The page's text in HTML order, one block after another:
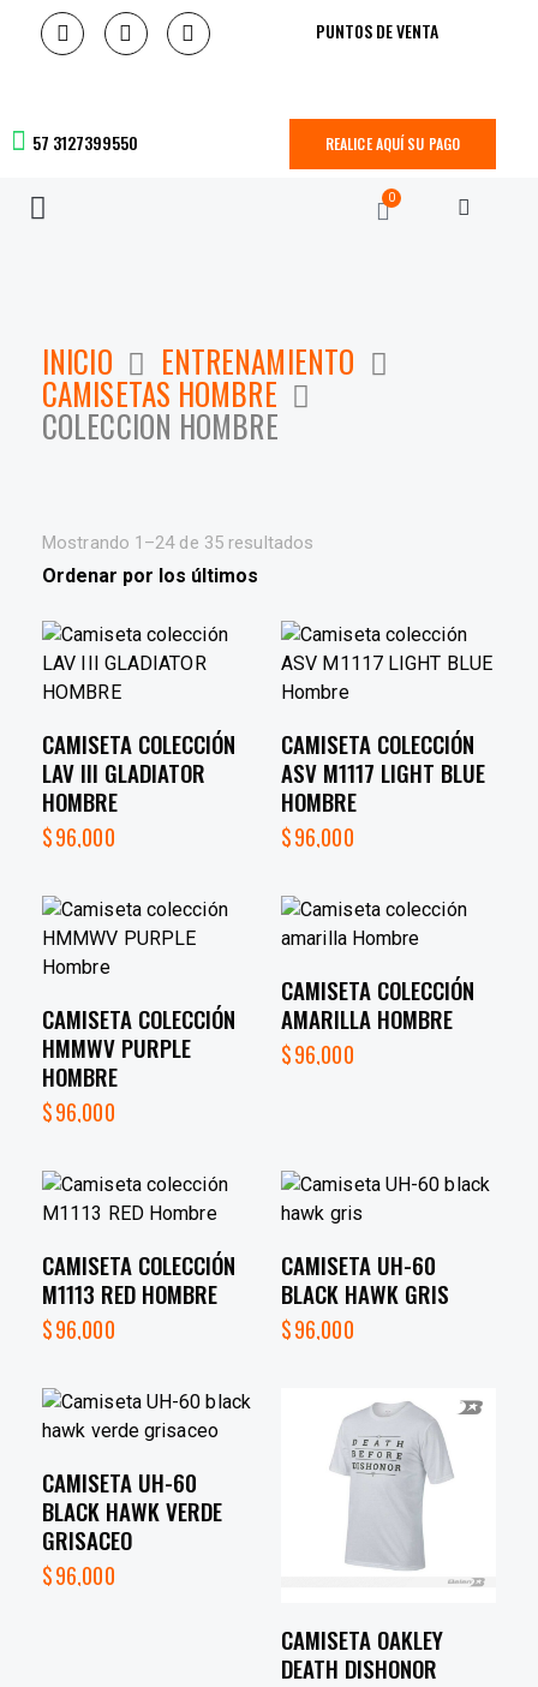
PUNTOS DE VENTA
57 3127399550 REALICE AQUÍ SU PAGO
0
INICIO ENTRENAMIENTO
CAMISETAS HOMBRE
COLECCION HOMBRE
Mostrando 1–24 de 35 resultados
CAMISETA COLECCIÓN
LAV III GLADIATOR
HOMBRE
$96,000
CAMISETA COLECCIÓN
ASV M1117 LIGHT BLUE
HOMBRE
$96,000
CAMISETA COLECCIÓN
HMMWV PURPLE
HOMBRE
$96,000
CAMISETA COLECCIÓN
AMARILLA HOMBRE
$96,000
CAMISETA COLECCIÓN
M1113 RED HOMBRE
$96,000
CAMISETA UH-60
BLACK HAWK GRIS
$96,000
CAMISETA UH-60
BLACK HAWK VERDE
GRISACEO
$96,000
CAMISETA OAKLEY
DEATH DISHONOR